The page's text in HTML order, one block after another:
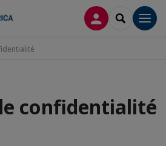
CONNEXION
confidentialité